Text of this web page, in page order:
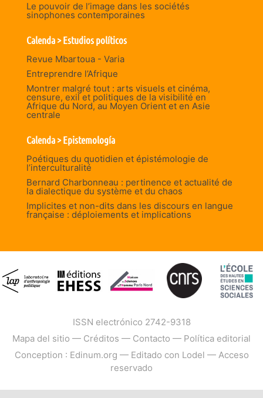
Le pouvoir de l’image dans les sociétés
sinophones contemporaines
Calenda > Estudios políticos
Revue Mbartoua - Varia
Entreprendre l’Afrique
Montrer malgré tout : arts visuels et cinéma,
censure, exil et politiques de la visibilité en
Afrique du Nord, au Moyen Orient et en Asie
centrale
Calenda > Epistemología
Poétiques du quotidien et épistémologie de
l’interculturalité
Bernard Charbonneau : pertinence et actualité de
la dialectique du système et du chaos
Implicites et non-dits dans les discours en langue
française : déploiements et implications
ISSN electrónico 2742-9318
Mapa del sitio — Créditos — Contacto — Política editorial
Conception : Edinum.org — Editado con Lodel — Acceso
reservado